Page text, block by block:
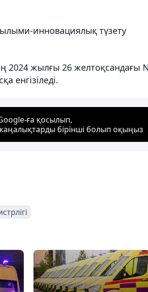
инновациялық түзету
2024 жылғы 26 желтоқсандағы
енгізіледі.
ға қосылып,
бірінші болып оқыңыз